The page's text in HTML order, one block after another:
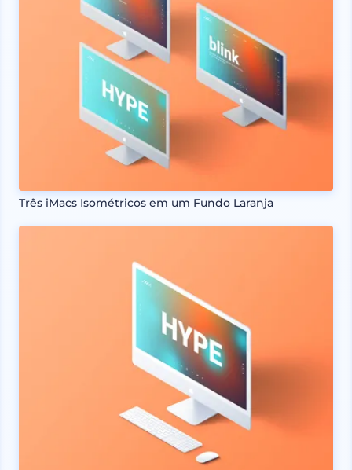
Três iMacs Isométricos em um Fundo Laranja